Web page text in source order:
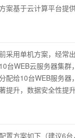
案基于云计算平台提
采用单机方案，经常
台WEB云服务器集
配给10台WEB服务
提升，数据安全性提
置方案如下（建议6